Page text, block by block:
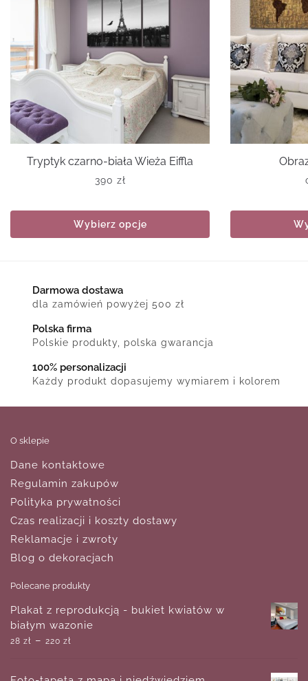
Tryptyk czarno-biała Wieża Eiffla
390 zł
Wybierz opcje
Darmowa dostawa
dla zamówień powyżej 500 zł
Polska firma
Polskie produkty, polska gwarancja
100% personalizacji
Każdy produkt dopasujemy wymiarem i kolorem
O sklepie
Dane kontaktowe
Regulamin zakupów
Polityka prywatności
Czas realizacji i koszty dostawy
Reklamacje i zwroty
Blog o dekoracjach
Polecane produkty
Plakat z reprodukcją - bukiet kwiatów w
białym wazonie
28 zł – 220 zł